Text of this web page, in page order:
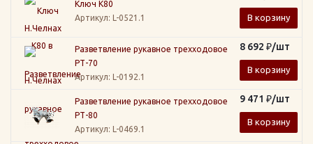
Ключ К80
Артикул: L-0521.1 В корзину
Разветвление рукавное трехходовое
РТ-70
Артикул: L-0192.1
8 692 ₽/шт
В корзину
Разветвление рукавное трехходовое
РТ-80
Артикул: L-0469.1
9 471 ₽/шт
В корзину